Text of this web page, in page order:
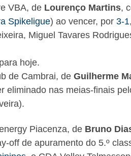
VBA, de Lourenço Martins,
Spikeligue) ao vencer, por 3-1
Miguel Tavares
hoje.
de Cambrai, de Guilherme
eliminado nas meias-finais
Piacenza, de Bruno
off de apuramento do 5.º